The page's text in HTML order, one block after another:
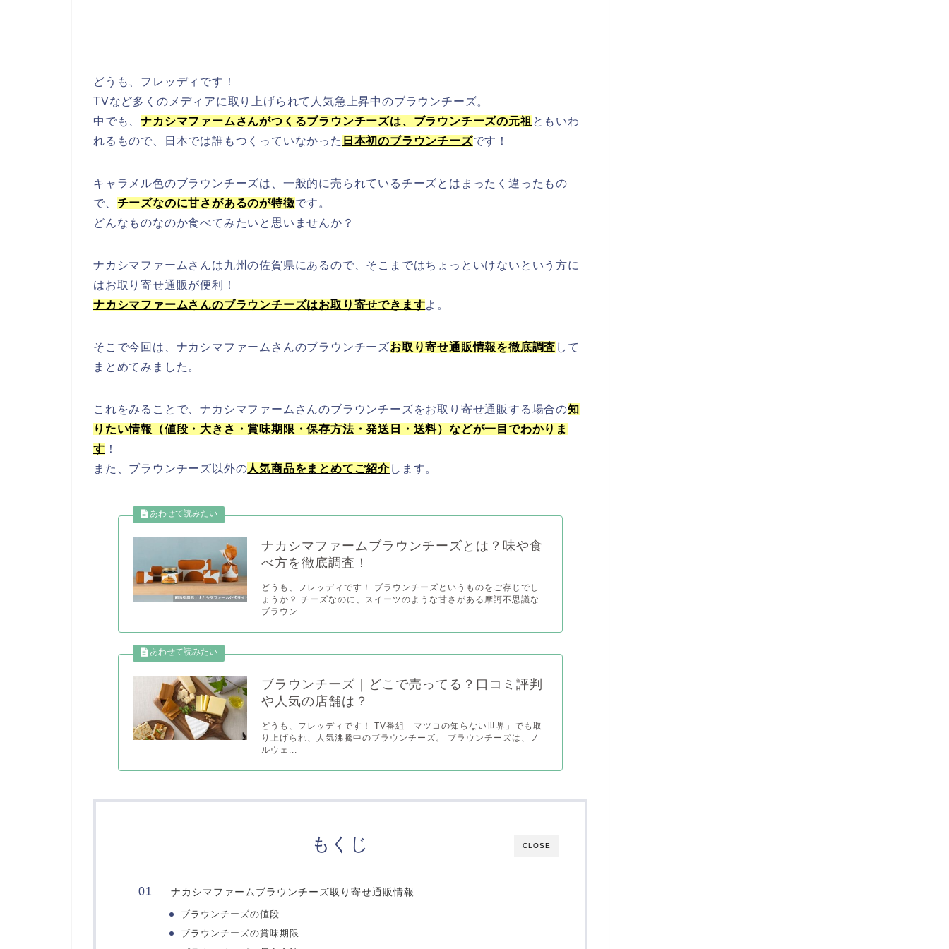
どうも、フレッディです！
TVなど多くのメディアに取り上げられて人気急上昇中のブラウンチーズ。
中でも、ナカシマファームさんがつくるブラウンチーズは、ブラウンチーズの元祖 ともいわ
れるもので、日本では誰もつくっていなかった 日本初のブラウンチーズです！
キャラメル色のブラウンチーズは、一般的に売られているチーズとはまったく違ったもの
で、 チーズなのに甘さがあるのが特徴です。
どんなものなのか食べてみたいと思いませんか？
ナカシマファームさんは九州の佐賀県にあるので、そこまではちょっといけないという方に
はお取り寄せ通販が便利！
ナカシマファームさんのブラウンチーズはお取り寄せできますよ。
そこで今回は、ナカシマファームさんのブラウンチーズお取り寄せ通販情報を徹底調査 して
まとめてみました。
これをみることで、ナカシマファームさんのブラウンチーズをお取り寄せ通販する場合の知
りたい情報（値段・大きさ・賞味期限・保存方法・発送日・送料）などが一目でわかりま
す ！
また、ブラウンチーズ以外の人気商品をまとめてご紹介します。
ナカシマファームブラウンチーズとは？味や食
べ方を徹底調査！
どうも、フレッディです！ ブラウンチーズというものをご存じでし
ょうか？ チーズなのに、スイーツのような甘さがある摩訶不思議な
ブラウン...
ブラウンチーズ｜どこで売ってる？口コミ評判
や人気の店舗は？
どうも、フレッディです！ TV番組「マツコの知らない世界」でも取
り上げられ、人気沸騰中のブラウンチーズ。 ブラウンチーズは、ノ
ルウェ...
CLOSE
もくじ
ナカシマファームブラウンチーズ取り寄せ通販情報
ブラウンチーズの値段
ブラウンチーズの賞味期限